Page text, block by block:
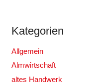
Kategorien
Allgemein
Almwirtschaft
altes Handwerk